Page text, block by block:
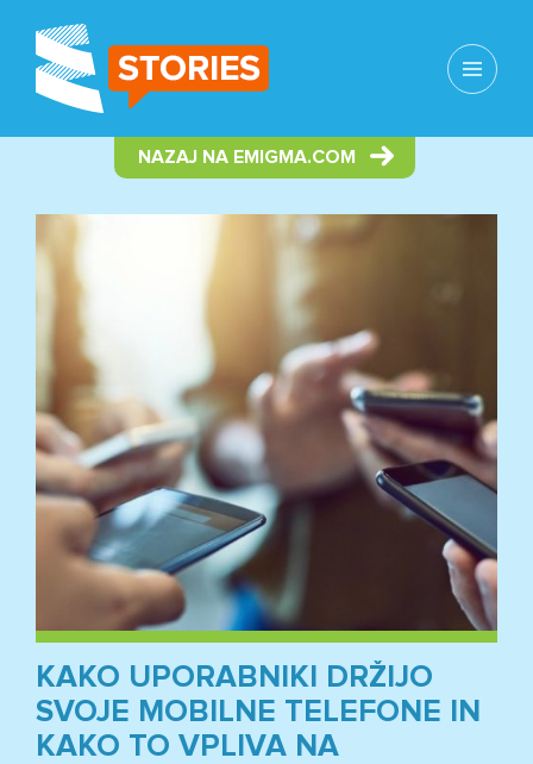
GRADNIKI
NAZAJ NA EMIGMA.COM
KAKO UPORABNIKI DRŽIJO
SVOJE MOBILNE TELEFONE IN
KAKO TO VPLIVA NA